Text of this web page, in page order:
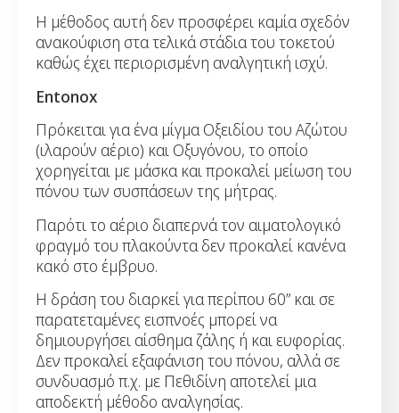
Η μέθοδος αυτή δεν προσφέρει καμία σχεδόν
ανακούφιση στα τελικά στάδια του τοκετού
καθώς έχει περιορισμένη αναλγητική ισχύ.
Entοnox
Πρόκειται για ένα μίγμα Οξειδίου του Αζώτου
(ιλαρούν αέριο) και Οξυγόνου, το οποίο
χορηγείται με μάσκα και προκαλεί μείωση του
πόνου των συσπάσεων της μήτρας.
Παρότι το αέριο διαπερνά τον αιματολογικό
φραγμό του πλακούντα δεν προκαλεί κανένα
κακό στο έμβρυο.
Η δράση του διαρκεί για περίπου 60” και σε
παρατεταμένες εισπνοές μπορεί να
δημιουργήσει αίσθημα ζάλης ή και ευφορίας.
Δεν προκαλεί εξαφάνιση του πόνου, αλλά σε
συνδυασμό π.χ. με Πεθιδίνη αποτελεί μια
αποδεκτή μέθοδο αναλγησίας.